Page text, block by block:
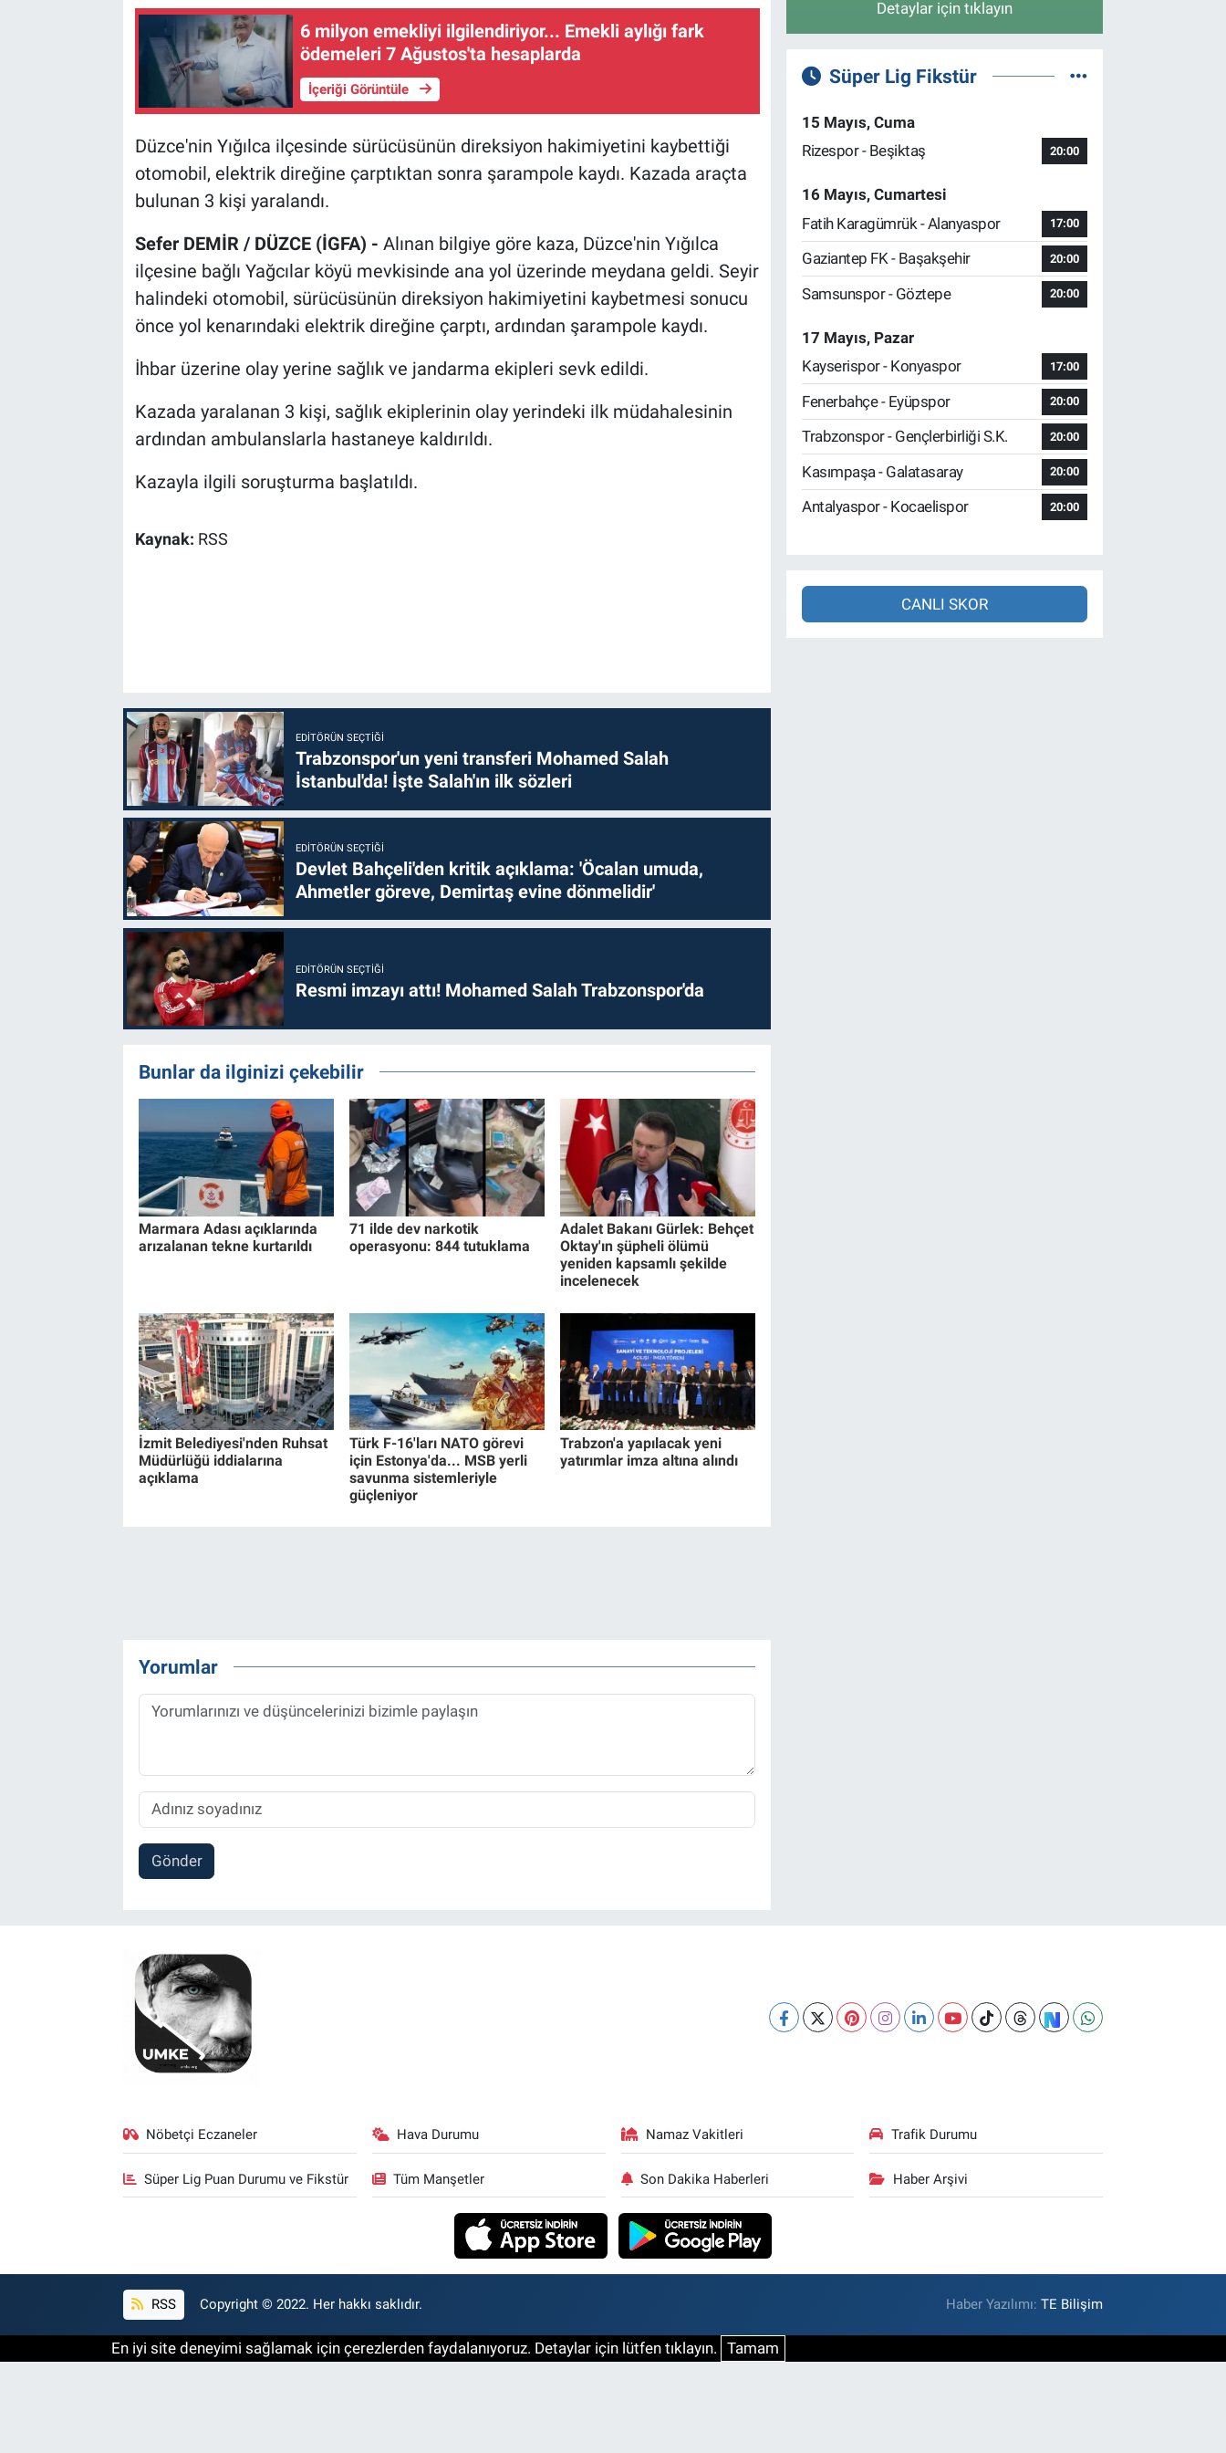
6 milyon emekliyi ilgilendiriyor... Emekli aylığı fark
ödemeleri 7 Ağustos'ta hesaplarda
İçeriği Görüntüle
Düzce'nin Yığılca ilçesinde sürücüsünün direksiyon hakimiyetini kaybettiği
otomobil, elektrik direğine çarptıktan sonra şarampole kaydı. Kazada araçta
bulunan 3 kişi yaralandı.
Sefer DEMİR / DÜZCE (İGFA) - Alınan bilgiye göre kaza, Düzce'nin Yığılca
ilçesine bağlı Yağcılar köyü mevkisinde ana yol üzerinde meydana geldi. Seyir
halindeki otomobil, sürücüsünün direksiyon hakimiyetini kaybetmesi sonucu
önce yol kenarındaki elektrik direğine çarptı, ardından şarampole kaydı.
İhbar üzerine olay yerine sağlık ve jandarma ekipleri sevk edildi.
Kazada yaralanan 3 kişi, sağlık ekiplerinin olay yerindeki ilk müdahalesinin
ardından ambulanslarla hastaneye kaldırıldı.
Kazayla ilgili soruşturma başlatıldı.
Kaynak: RSS
EDITÖRÜN SEÇTIĞI
Trabzonspor'un yeni transferi Mohamed Salah
İstanbul'da! İşte Salah'ın ilk sözleri
EDITÖRÜN SEÇTIĞI
Devlet Bahçeli'den kritik açıklama: 'Öcalan umuda,
Ahmetler göreve, Demirtaş evine dönmelidir'
EDITÖRÜN SEÇTIĞI
Resmi imzayı attı! Mohamed Salah Trabzonspor'da
Bunlar da ilginizi çekebilir
Marmara Adası açıklarında
arızalanan tekne kurtarıldı
71 ilde dev narkotik
operasyonu: 844 tutuklama
Adalet Bakanı Gürlek: Behçet
Oktay'ın şüpheli ölümü
yeniden kapsamlı şekilde
incelenecek
İzmit Belediyesi'nden Ruhsat
Müdürlüğü iddialarına
açıklama
Türk F-16'ları NATO görevi
için Estonya'da... MSB yerli
savunma sistemleriyle
güçleniyor
Trabzon'a yapılacak yeni
yatırımlar imza altına alındı
Yorumlar
Gönder
Detaylar için tıklayın
Süper Lig Fikstür
15 Mayıs, Cuma
Rizespor - Beşiktaş
20:00
16 Mayıs, Cumartesi
Fatih Karagümrük - Alanyaspor
17:00
Gaziantep FK - Başakşehir 20:00
Samsunspor - Göztepe 20:00
17 Mayıs, Pazar
Kayserispor - Konyaspor
17:00
Fenerbahçe - Eyüpspor 20:00
Trabzonspor - Gençlerbirliği S.K. 20:00
Kasımpaşa - Galatasaray 20:00
Antalyaspor - Kocaelispor 20:00
CANLI SKOR
Nöbetçi Eczaneler Hava Durumu Namaz Vakitleri Trafik Durumu
Süper Lig Puan Durumu ve Fikstür Tüm Manşetler Son Dakika Haberleri Haber Arşivi
RSS Copyright © 2022. Her hakkı saklıdır. Haber Yazılımı:TE Bilişim
En iyi site deneyimi sağlamak için çerezlerden faydalanıyoruz. Detaylar için lütfen tıklayın. Tamam